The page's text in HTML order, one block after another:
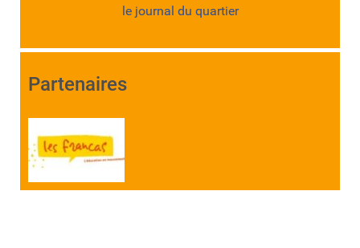
le journal du quartier
Partenaires